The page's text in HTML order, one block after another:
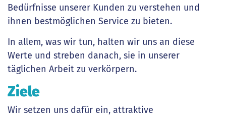
Bedürfnisse unserer Kunden zu verstehen und
ihnen bestmöglichen Service zu bieten.
In allem, was wir tun, halten wir uns an diese
Werte und streben danach, sie in unserer
täglichen Arbeit zu verkörpern.
Ziele
Wir setzen uns dafür ein, attraktive